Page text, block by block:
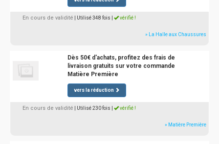
En cours de validité | Utilisé 348 fois vérifié !
» La Halle aux Chaussures
Dès 50€ d'achats, profitez des frais de
livraison gratuits sur votre commande
Matière Première
vers la réduction
En cours de validité | Utilisé 230 fois vérifié !
» Matière Première